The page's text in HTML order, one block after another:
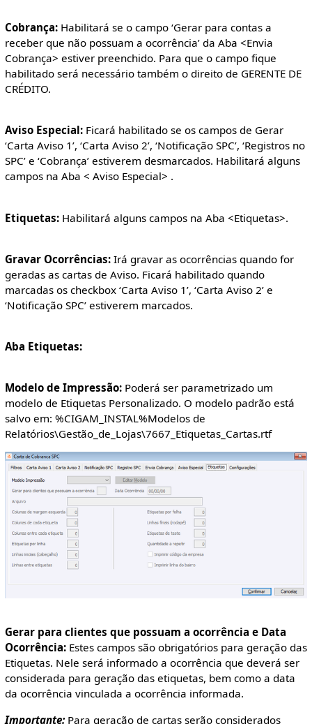
Cobrança:Habilitará se o campo ‘Gerar para contas a
receber que não possuam a ocorrência’ da Aba <Envia
Cobrança> estiver preenchido. Para que o campo fique
habilitado será necessário também o direito de GERENTE DE
CRÉDITO.
Aviso Especial:Ficará habilitado se os campos de Gerar
‘Carta Aviso 1’, ‘Carta Aviso 2’, ‘Notificação SPC’, ‘Registros no
SPC’ e ‘Cobrança’ estiverem desmarcados. Habilitará alguns
campos na Aba < Aviso Especial> .
Etiquetas:Habilitará alguns campos na Aba <Etiquetas>.
Gravar Ocorrências:Irá gravar as ocorrências quando for
geradas as cartas de Aviso. Ficará habilitado quando
marcadas os checkbox ‘Carta Aviso 1’, ‘Carta Aviso 2’ e
‘Notificação SPC’ estiverem marcados.
Aba Etiquetas:
Modelo de Impressão: Poderá ser parametrizado um
modelo de Etiquetas Personalizado. O modelo padrão está
salvo em: %CIGAM_INSTAL%Modelos de
Relatórios\Gestão_de_Lojas\7667_Etiquetas_Cartas.rtf
Gerar para clientes que possuam a ocorrência e Data
Ocorrência: Estes campos são obrigatórios para geração das
Etiquetas. Nele será informado a ocorrência que deverá ser
considerada para geração das etiquetas, bem como a data
da ocorrência vinculada a ocorrência informada.
Importante:Para geração de cartas serão considerados